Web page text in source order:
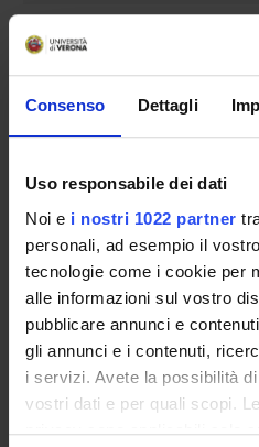
Consenso Dettagli
Uso responsabile dei dati
Noi e i nostri 1022 partner
personali, ad esempio il
tecnologie come i cookie per
alle informazioni sul vostro
pubblicare annunci e
gli annunci e i contenuti,
i servizi. Avete la possibilità
vostri dati e per quali scopi.
privacy sono applicabili solo
Marta Degani
RECORDS AND
ORGANISATION
GOVERNANCE